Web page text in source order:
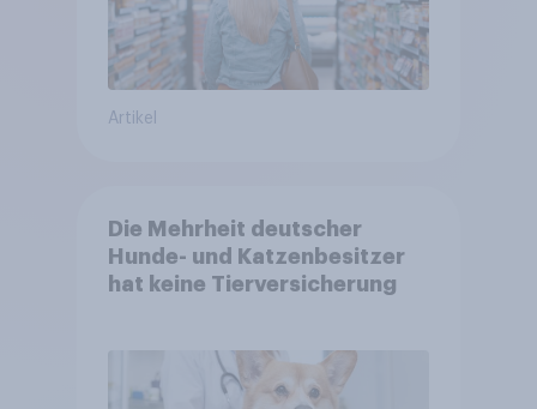
Artikel
Die Mehrheit deutscher
Hunde- und Katzenbesitzer
hat keine Tierversicherung